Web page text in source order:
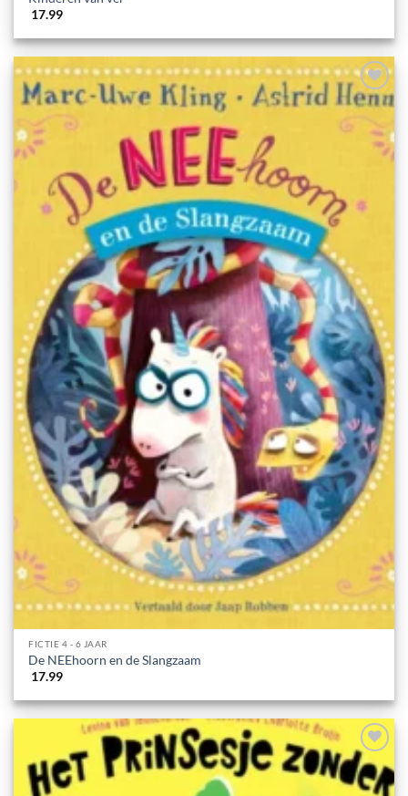
17.99
FICTIE 4 - 6 JAAR
De NEEhoorn en de Slangzaam
17.99